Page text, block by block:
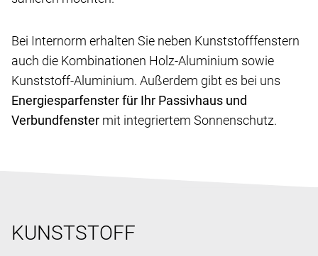
Bei Internorm erhalten Sie neben Kunststofffenstern
auch die Kombinationen Holz-Aluminium sowie
Kunststoff-Aluminium. Außerdem gibt es bei uns
Energiesparfenster für Ihr Passivhaus und
Verbundfenster mit integriertem Sonnenschutz.
KUNSTSTOFF